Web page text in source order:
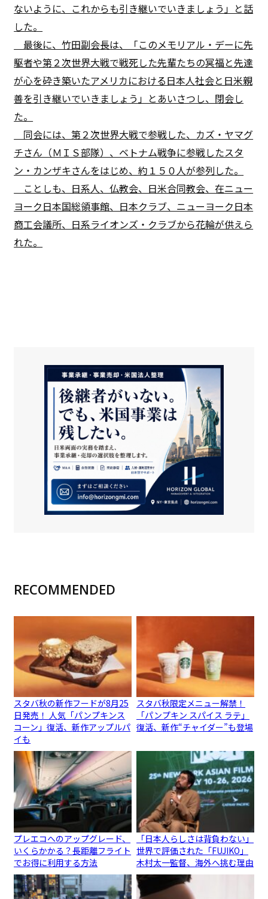
ないように、これからも引き継いでいきましょう」と話
した。
最後に、竹田副会長は、「このメモリアル・デーに先
駆者や第２次世界大戦で戦死した先輩たちの冥福と先達
が心を砕き築いたアメリカにおける日本人社会と日米親
善を引き継いでいきましょう」とあいさつし、閉会し
た。
同会には、第２次世界大戦で参戦した、カズ・ヤマグ
チさん（ＭＩＳ部隊）、ベトナム戦争に参戦したスタ
ン・カンザキさんをはじめ、約１５０人が参列した。
ことしも、日系人、仏教会、日米合同教会、在ニュー
ヨーク日本国総領事館、日本クラブ、ニューヨーク日本
商工会議所、日系ライオンズ・クラブから花輪が供えら
れた。
RECOMMENDED
スタバ秋の新作フードが8月25
日発売！ 人気「パンプキンス
コーン」復活、新作アップルパ
イも
スタバ秋限定メニュー解禁！
「パンプキン スパイス ラテ」
復活、新作“チャイダー”も登場
プレエコへのアップグレード、
いくらかかる？長距離フライト
でお得に利用する方法
「日本人らしさは背負わない」
世界で評価された「FUJIKO」
木村太一監督、海外へ挑む理由